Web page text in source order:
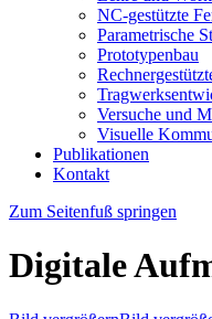
NC-gestützte
Parametrische
Prototypenbau
Versuche und
Visuelle
Publikationen
Kontakt
Zum Seitenfuß springen
Digitale